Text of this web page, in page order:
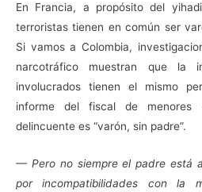
En Francia, a propósito del
terroristas tienen en común ser
Si vamos a Colombia,
narcotráfico muestran que la
involucrados tienen el mismo
informe del fiscal de
delincuente es “varón, sin padre”.
— Pero no siempre el padre está
por incompatibilidades con la